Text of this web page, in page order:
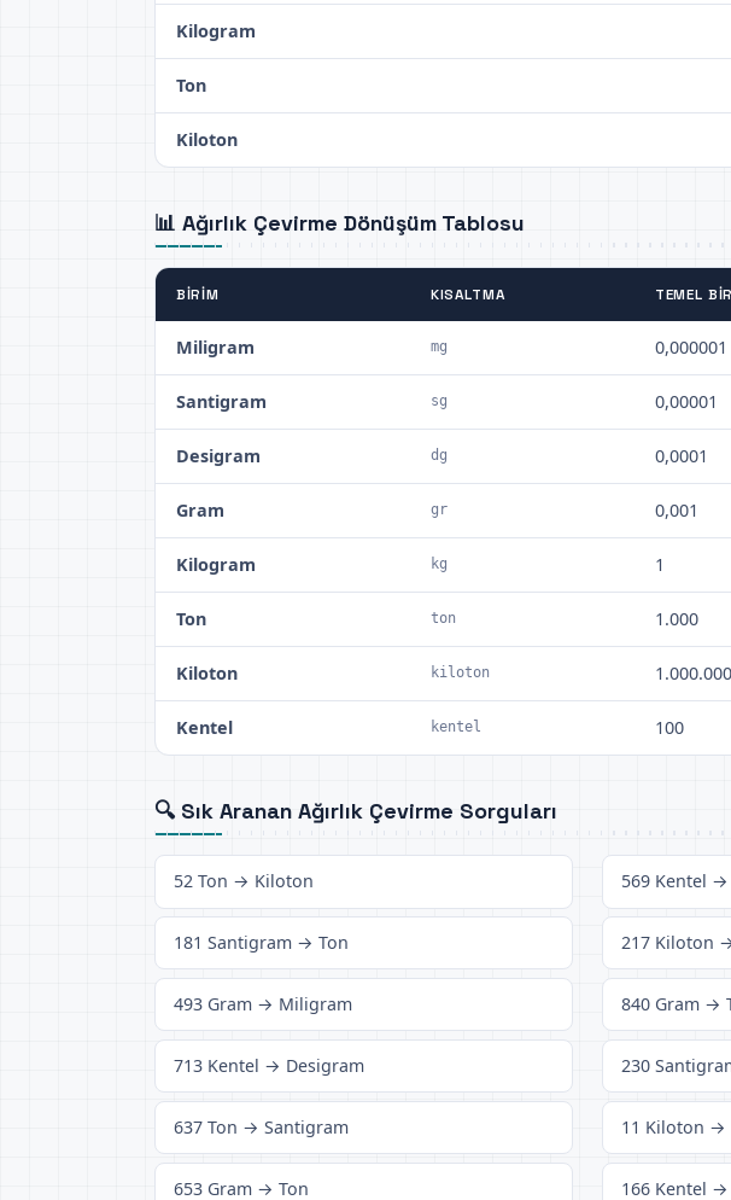
Kilogram
Ton
Kiloton
📊 Ağırlık Çevirme Dönüşüm Tablosu
BIRIM KISALTMA TEMEL
Miligram mg 0,000001
Santigram sg 0,00001
Desigram dg 0,0001
Gram gr 0,001
Kilogram kg 1
Ton ton 1.000
Kiloton kiloton 1.000.000
Kentel kentel 100
🔍 Sık Aranan Ağırlık Çevirme Sorguları
52 Ton → Kiloton
181 Santigram → Ton
493 Gram → Miligram
713 Kentel → Desigram
637 Ton → Santigram
653 Gram → Ton
569 Kentel →
217 Kiloton
840 Gram →
230
11 Kiloton →
166 Kentel